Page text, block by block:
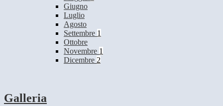
Giugno
Luglio
Agosto
Settembre 1
Ottobre
Novembre 1
Dicembre 2
Galleria